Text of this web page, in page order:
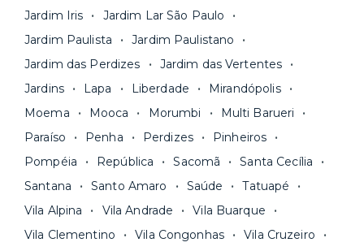
nossa equipe via app.
Seja uma mala ou um caminhão de mudança: é
só levar as suas coisas e começar a morar.
contrato na tela do seu computador ou celular.
Simples, seguro e sem burocracia!
Jardim Iris
Jardim Lar São Paulo
Jardim Paulista
Jardim Paulistano
Jardim das Perdizes
Jardim das Vertentes
Jardins
Lapa Liberdade
Mirandópolis
Moema
Mooca Morumbi
Multi Barueri
Paraíso
Penha Perdizes
Pinheiros
Pompéia
República Sacomã
Santa Cecília
Santana
Santo Amaro Saúde
Tatuapé
Vila Alpina
Vila Andrade
Vila Buarque
Vila Clementino
Vila Congonhas
Vila Cruzeiro